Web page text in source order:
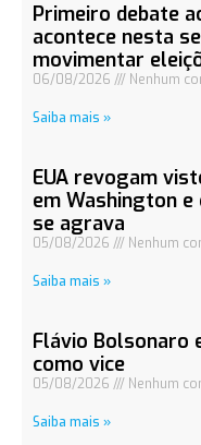
Primeiro debate
acontece nesta
movimentar
06/08/2026 Nenhum
Saiba mais »
EUA revogam
em Washington
se agrava
05/08/2026 Nenhum
Saiba mais »
Flávio Bolsonaro
como vice
05/08/2026 Nenhum
Saiba mais »